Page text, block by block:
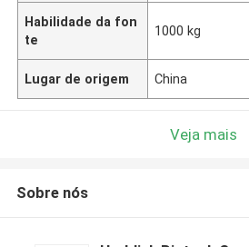
Habilidade da fon
te
1000 kg
Lugar de origem China
Veja mais
Sobre nós